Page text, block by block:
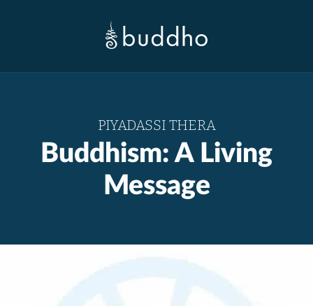
PIYADASSI THERA
Buddhism: A Living
Message